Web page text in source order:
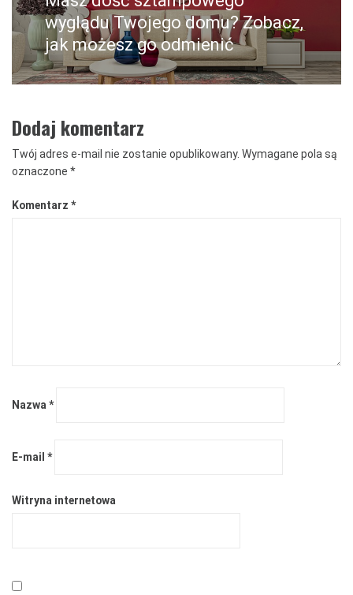
post:
wyglądu Twojego domu? Zobacz,
jak możesz go odmienić
Dodaj komentarz
Twój adres e-mail nie zostanie opublikowany. Wymagane pola są
oznaczone *
Komentarz *
Nazwa *
E-mail *
Witryna internetowa